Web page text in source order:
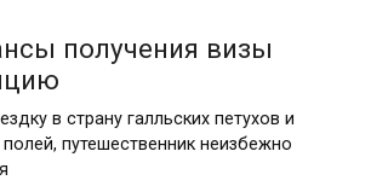
получения визы
в страну галльских петухов и
путешественник неизбежно